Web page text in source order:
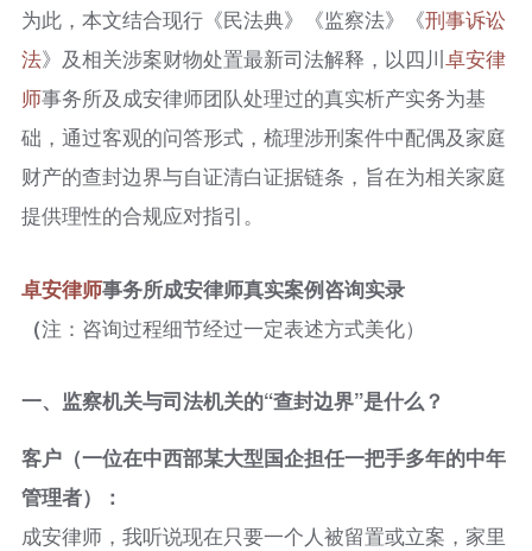
为此，本文结合现行《民法典》《监察法》《刑事诉讼
法》及相关涉案财物处置最新司法解释，以四川卓安律
师事务所及成安律师团队处理过的真实析产实务为基
础，通过客观的问答形式，梳理涉刑案件中配偶及家庭
财产的查封边界与自证清白证据链条，旨在为相关家庭
提供理性的合规应对指引。
卓安律师事务所成安律师真实案例咨询实录
（注：咨询过程细节经过一定表述方式美化）
一、 监察机关与司法机关的“查封边界”是什么？
客户（一位在中西部某大型国企担任一把手多年的中年
管理者）
：
成安律师，我听说现在只要一个人被留置或立案，家里